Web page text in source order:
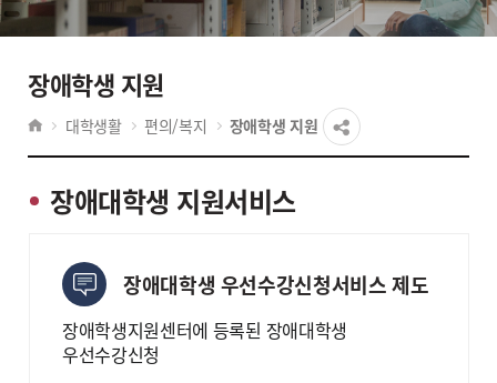
장애학생 지원
대학생활 편의/복지 장애학생 지원
장애대학생 지원서비스
장애대학생 우선수강신청서비스 제도
장애학생지원센터에 등록된 장애대학생
우선수강신청